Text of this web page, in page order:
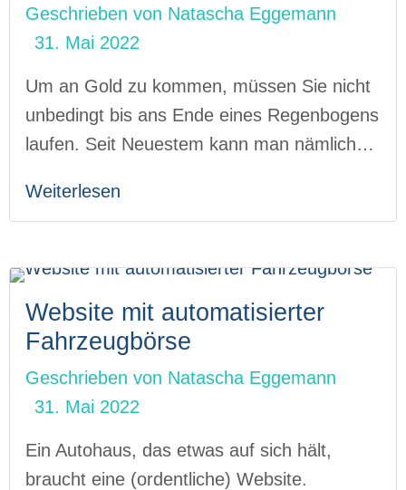
Geschrieben von Natascha Eggemann
31. Mai 2022
Um an Gold zu kommen, müssen Sie nicht
unbedingt bis ans Ende eines Regenbogens
laufen. Seit Neuestem kann man nämlich…
Weiterlesen
Website mit automatisierter
Fahrzeugbörse
Geschrieben von Natascha Eggemann
31. Mai 2022
Ein Autohaus, das etwas auf sich hält,
braucht eine (ordentliche) Website.